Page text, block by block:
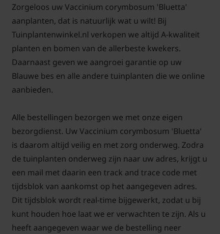
Zorgeloos uw Vaccinium corymbosum 'Bluetta'
aanplanten, dat is natuurlijk wat u wilt! Bij
Tuinplantenwinkel.nl verkopen we altijd A-kwaliteit
planten en bomen van de allerbeste kwekers.
Daarnaast geven we aangroei garantie op uw
Blauwe bes en alle andere tuinplanten die we online
aanbieden.
Alle bestellingen bezorgen we met onze eigen
bezorgdienst. Uw Vaccinium corymbosum 'Bluetta'
is daarom altijd veilig en met zorg onderweg. Zodra
de tuinplanten onderweg zijn naar uw adres, krijgt u
een mail met daarin een track and trace code met
tijdsblok van aankomst op het aangegeven adres.
Dit tijdsblok wordt real-time bijgewerkt, zodat u bij
kunt houden hoe laat we er verwachten te zijn. Als u
heeft aangegeven waar we de bestelling neer